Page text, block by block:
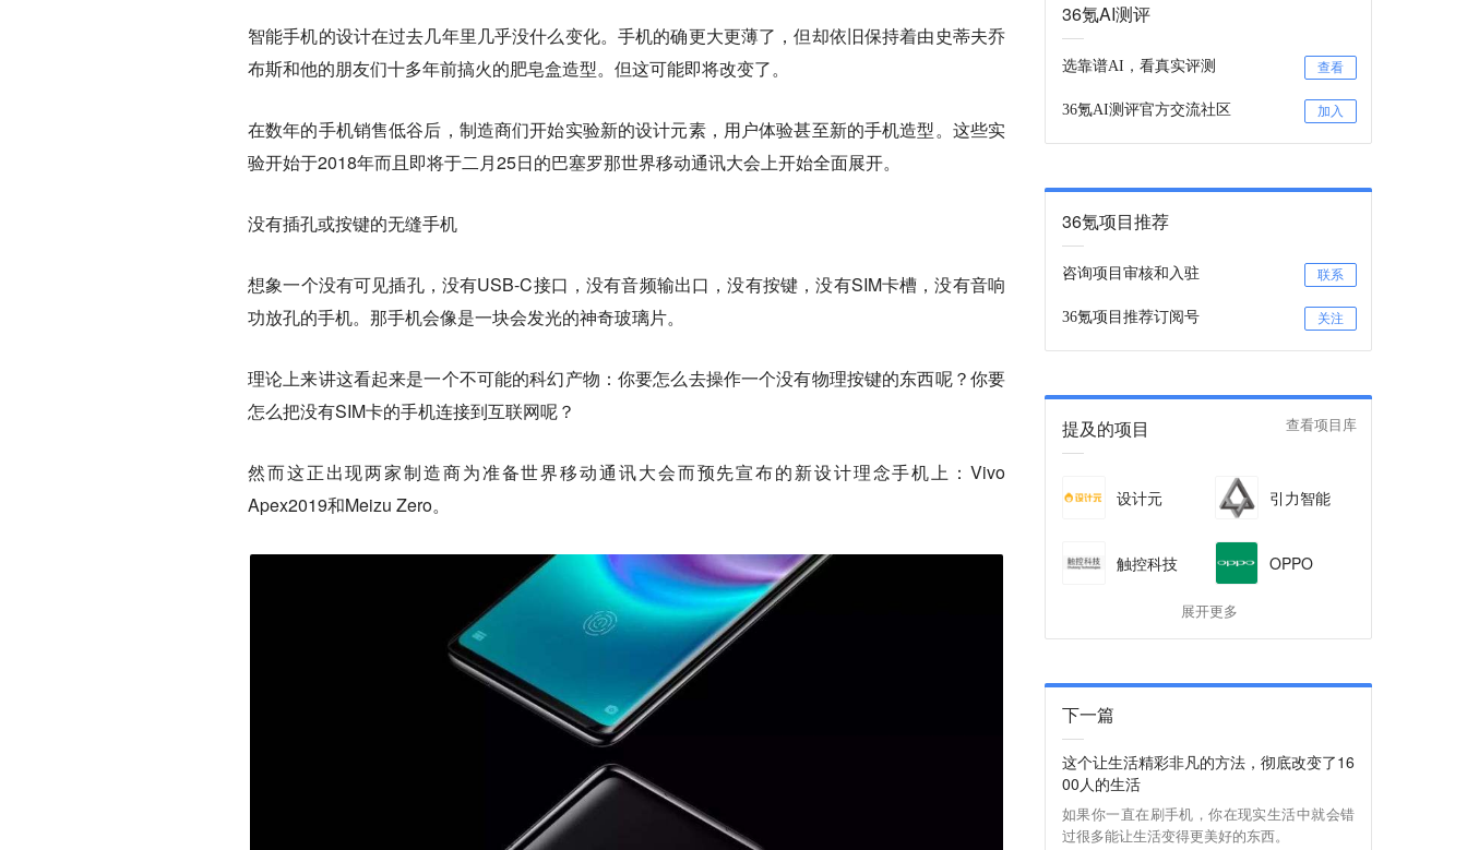
智能手机的设计在过去几年里几乎没什么变化。手机的确更大更薄了，但却依旧保持着由史蒂夫乔
布斯和他的朋友们十多年前搞火的肥皂盒造型。但这可能即将改变了。
在数年的手机销售低谷后，制造商们开始实验新的设计元素，用户体验甚至新的手机造型。这些实
验开始于2018年而且即将于二月25日的巴塞罗那世界移动通讯大会上开始全面展开。
没有插孔或按键的无缝手机
想象一个没有可见插孔，没有USB-C接口，没有音频输出口，没有按键，没有SIM卡槽，没有音响
功放孔的手机。那手机会像是一块会发光的神奇玻璃片。
理论上来讲这看起来是一个不可能的科幻产物：你要怎么去操作一个没有物理按键的东西呢？你要
怎么把没有SIM卡的手机连接到互联网呢？
然而这正出现两家制造商为准备世界移动通讯大会而预先宣布的新设计理念手机上：Vivo
Apex2019和Meizu Zero。
36氪AI测评
选靠谱AI，看真实评测 查看
36氪AI测评官方交流社区 加入
36氪项目推荐
咨询项目审核和入驻 联系
36氪项目推荐订阅号 关注
提及的项目 查看项目库
设计元 引力智能
触控科技 OPPO
展开更多
下一篇
这个让生活精彩非凡的方法，彻底改变了16
00人的生活
如果你一直在刷手机，你在现实生活中就会错
过很多能让生活变得更美好的东西。